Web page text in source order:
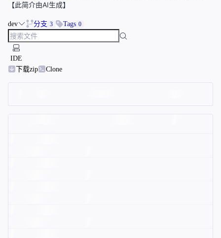
【此简介由AI生成】
dev 分支 3 Tags 0
IDE
下载zip
Clone